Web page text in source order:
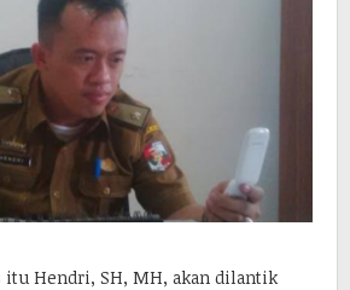
itu Hendri, SH, MH, akan dilantik